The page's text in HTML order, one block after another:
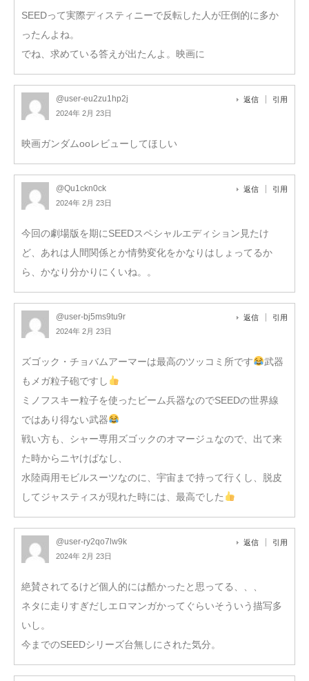
SEEDって実際ディスティニーで反転した人が圧倒的に多か
ったんよね。
でね、求めている答えが出たんよ。映画に
@user-eu2zu1hp2j
2024年 2月 23日
返信 引用
映画ガンダムooレビューしてほしい
@Qu1ckn0ck
2024年 2月 23日
返信 引用
今回の劇場版を期にSEEDスペシャルエディション見たけ
ど、あれは人間関係とか情勢変化をかなりはしょってるか
ら、かなり分かりにくいね。。
@user-bj5ms9tu9r
2024年 2月 23日
返信 引用
ズゴック・チョバムアーマーは最高のツッコミ所です
武器
もメガ粒子砲ですし
ミノフスキー粒子を使ったビーム兵器なのでSEEDの世界線
ではあり得ない武器
戦い方も、シャー専用ズゴックのオマージュなので、出て来
た時からニヤけぱなし、
水陸両用モビルスーツなのに、宇宙まで持って行くし、脱皮
してジャスティスが現れた時には、最高でした
@user-ry2qo7lw9k
2024年 2月 23日
返信 引用
絶賛されてるけど個人的には酷かったと思ってる、、、
ネタに走りすぎだしエロマンガかってぐらいそういう描写多
いし。
今までのSEEDシリーズ台無しにされた気分。